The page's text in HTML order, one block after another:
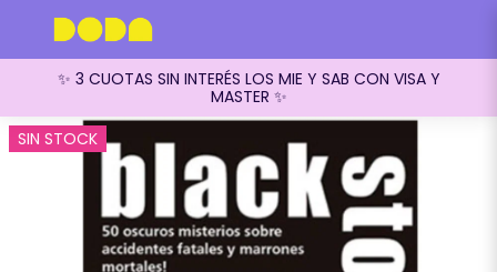
✨ 3 CUOTAS SIN INTERÉS LOS MIE Y SAB CON VISA Y
MASTER ✨
SIN STOCK